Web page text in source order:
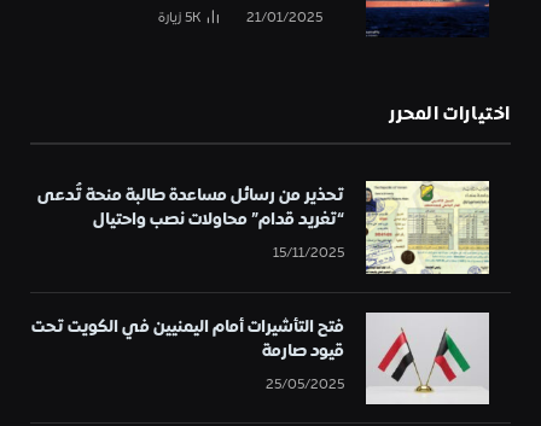
21/01/2025
5Kزيارة
اختيارات المحرر
تحذير من رسائل مساعدة طالبة منحة تُدعى
“تغريد قدام” محاولات نصب واحتيال
15/11/2025
فتح التأشيرات أمام اليمنيين في الكويت تحت
قيود صارمة
25/05/2025